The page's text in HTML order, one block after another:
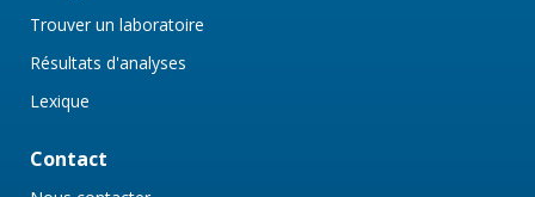
Trouver un laboratoire
Résultats d'analyses
Lexique
Contact